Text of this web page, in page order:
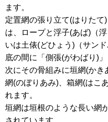
ます。
定置網の張り立て(はりたて
は、ロープと浮子(あば)（
いは土俵(どひょう)（サン
底の間に「側張(がわばり)
次にその骨組みに垣網(か
網(のぼりあみ)、箱網(はこ
れます。
垣網は垣根のような長い網